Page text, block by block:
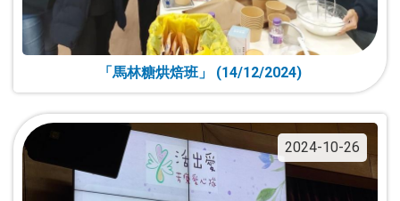
「馬林糖烘焙班」 (14/12/2024)
2024-10-26